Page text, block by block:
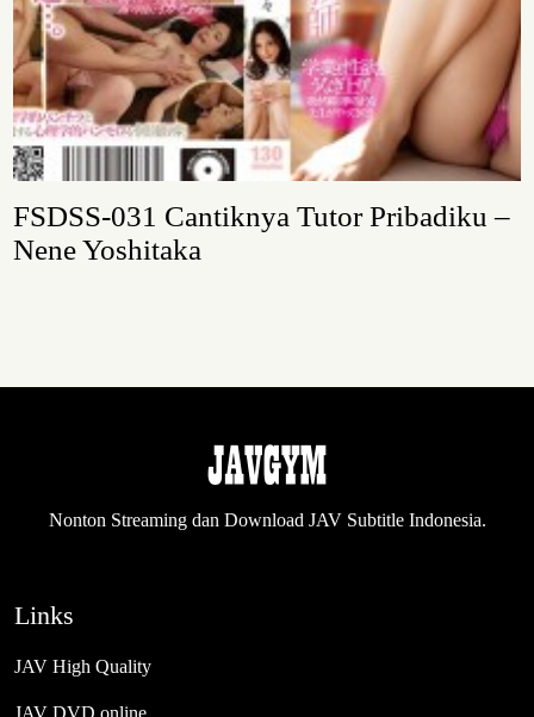
FSDSS-031 Cantiknya Tutor Pribadiku –
Nene Yoshitaka
Nonton Streaming dan Download JAV Subtitle Indonesia.
Links
JAV High Quality
JAV DVD online